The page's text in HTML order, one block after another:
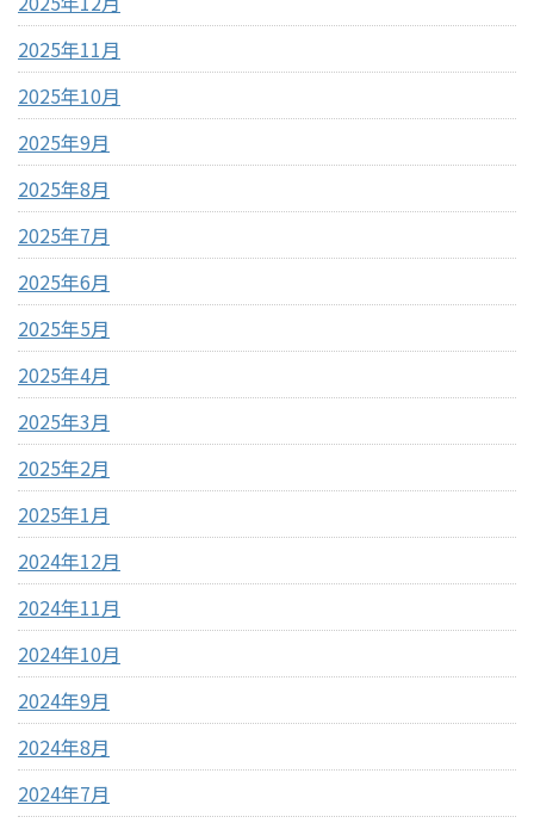
2025年11月
2025年10月
2025年9月
2025年8月
2025年7月
2025年6月
2025年5月
2025年4月
2025年3月
2025年2月
2025年1月
2024年12月
2024年11月
2024年10月
2024年9月
2024年8月
2024年7月